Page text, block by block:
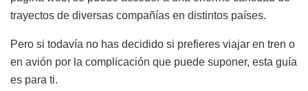
trayectos de diversas compañías en distintos países.
Pero si todavía no has decidido si prefieres viajar en tren o
en avión por la complicación que puede suponer, esta guía
es para ti.